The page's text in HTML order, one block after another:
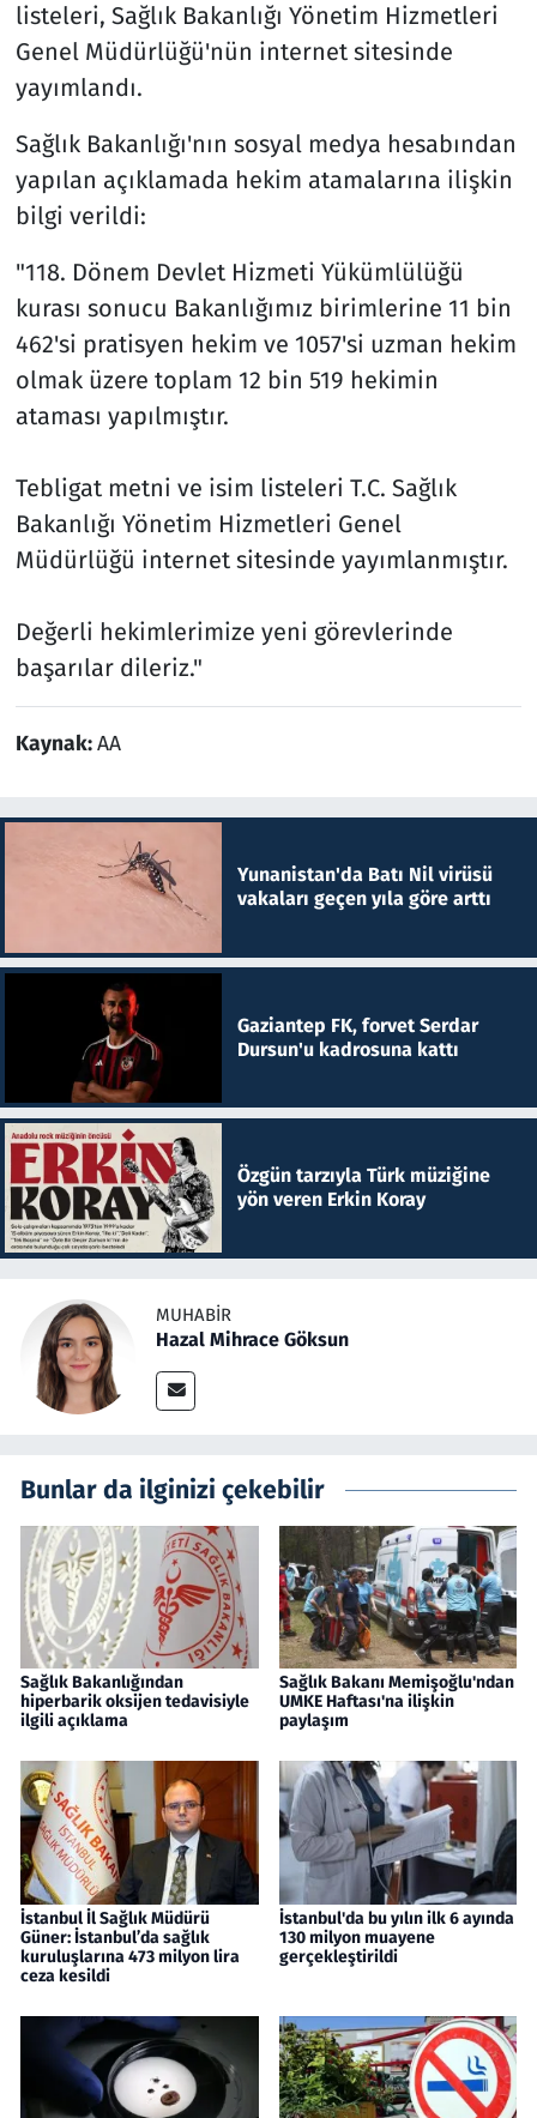
listeleri, Sağlık Bakanlığı Yönetim Hizmetleri
Genel Müdürlüğü'nün internet sitesinde
yayımlandı.
Sağlık Bakanlığı'nın sosyal medya hesabından
yapılan açıklamada hekim atamalarına ilişkin
bilgi verildi:
"118. Dönem Devlet Hizmeti Yükümlülüğü
kurası sonucu Bakanlığımız birimlerine 11 bin
462'si pratisyen hekim ve 1057'si uzman hekim
olmak üzere toplam 12 bin 519 hekimin
ataması yapılmıştır.
Tebligat metni ve isim listeleri T.C. Sağlık
Bakanlığı Yönetim Hizmetleri Genel
Müdürlüğü internet sitesinde yayımlanmıştır.
Değerli hekimlerimize yeni görevlerinde
başarılar dileriz."
Kaynak:AA
Yunanistan'da Batı Nil virüsü
vakaları geçen yıla göre arttı
Gaziantep FK, forvet Serdar
Dursun'u kadrosuna kattı
Özgün tarzıyla Türk müziğine
yön veren Erkin Koray
MUHABIR
Hazal Mihrace Göksun
Bunlar da ilginizi çekebilir
Sağlık Bakanlığından
hiperbarik oksijen tedavisiyle
ilgili açıklama
Sağlık Bakanı Memişoğlu'ndan
UMKE Haftası'na ilişkin
paylaşım
İstanbul İl Sağlık Müdürü
Güner: İstanbul’da sağlık
kuruluşlarına 473 milyon lira
ceza kesildi
İstanbul'da bu yılın ilk 6 ayında
130 milyon muayene
gerçekleştirildi